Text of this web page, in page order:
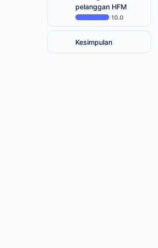
HFM
10.0
Kesimpulan